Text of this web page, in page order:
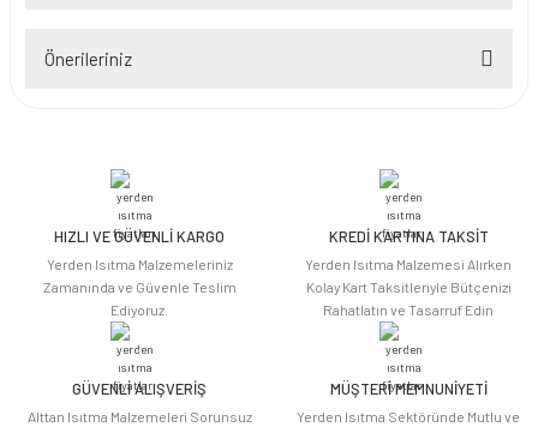
Önerileriniz
iletebilirsiniz.
Görüş ve önerileriniz için teşekkür ederiz.
Ürün açıklamasında eksik bilgiler bulunuyor.
Ürün bilgilerinde hatalar bulunuyor.
Ürün fiyatı diğer sitelerden daha pahalı.
Bu ürüne benzer farklı alternatifler olmalı.
HIZLI VE GÜVENLİ KARGO
Yerden Isıtma Malzemeleriniz
Zamanında ve Güvenle Teslim
Ediyoruz.
KREDİ KARTINA TAKSİT
Yerden Isıtma Malzemesi Alırken
Kolay Kart Taksitleriyle Bütçenizi
Rahatlatın ve Tasarruf Edin
GÜVENLİ ALIŞVERİŞ
Alttan Isıtma Malzemeleri Sorunsuz
MÜŞTERİ MEMNUNİYETİ
Yerden Isıtma Sektöründe Mutlu ve